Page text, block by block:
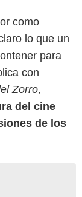
como
lo que un
para
con
Zorro,
del cine
de los